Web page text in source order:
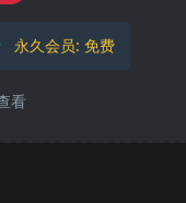
永久会员: 免费
看